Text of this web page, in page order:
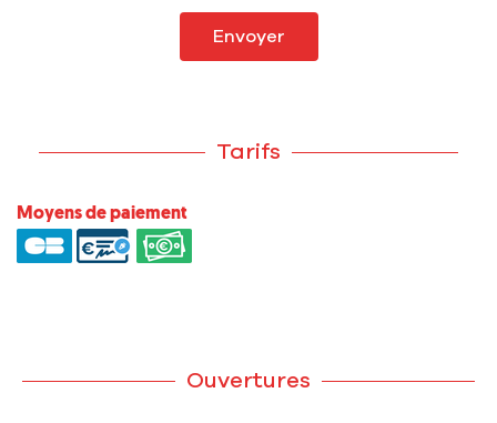
Envoyer
Tarifs
Moyens de paiement
Ouvertures